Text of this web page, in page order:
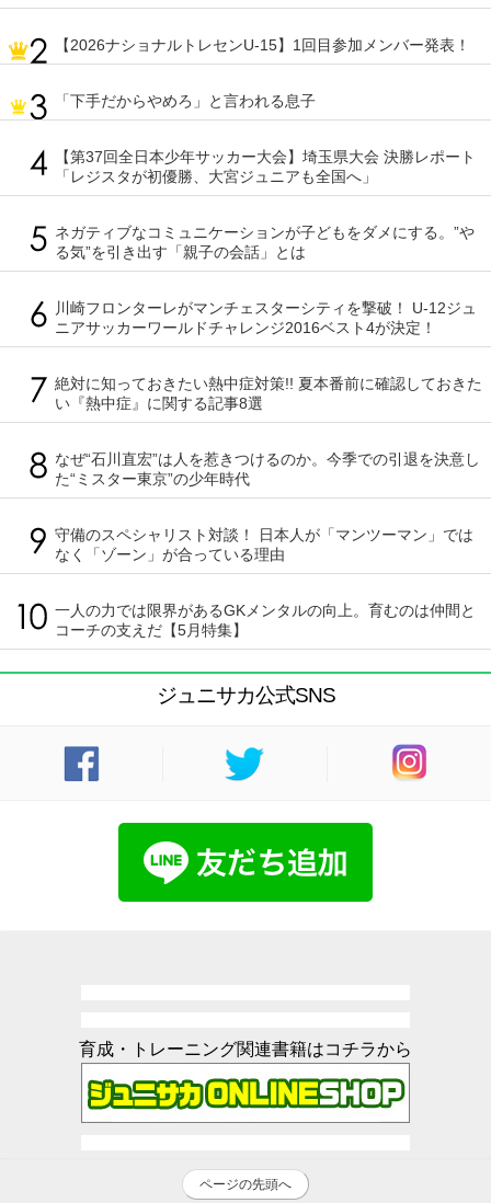
【2026ナショナルトレセンU-15】1回目参加メンバー発表！
「下手だからやめろ」と言われる息子
【第37回全日本少年サッカー大会】埼玉県大会 決勝レポート
「レジスタが初優勝、大宮ジュニアも全国へ」
ネガティブなコミュニケーションが子どもをダメにする。”や
る気”を引き出す「親子の会話」とは
川崎フロンターレがマンチェスターシティを撃破！ U-12ジュ
ニアサッカーワールドチャレンジ2016ベスト4が決定！
絶対に知っておきたい熱中症対策!! 夏本番前に確認しておきた
い『熱中症』に関する記事8選
なぜ“石川直宏”は人を惹きつけるのか。今季での引退を決意し
た“ミスター東京”の少年時代
守備のスペシャリスト対談！ 日本人が「マンツーマン」では
なく「ゾーン」が合っている理由
一人の力では限界があるGKメンタルの向上。育むのは仲間と
コーチの支えだ【5月特集】
ジュニサカ公式SNS
育成・トレーニング関連書籍はコチラから
ページの先頭へ